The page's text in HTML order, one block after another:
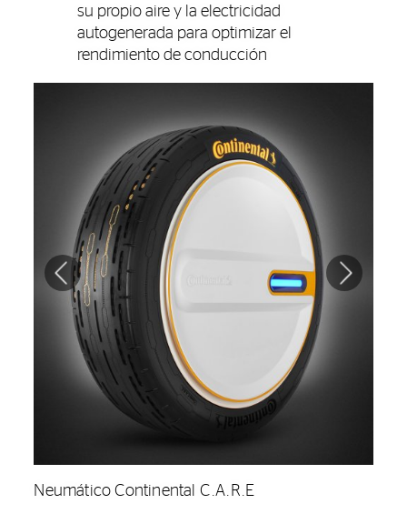
su propio aire y la electricidad
autogenerada para optimizar el
rendimiento de conducción
Neumático Continental C.A.R.E